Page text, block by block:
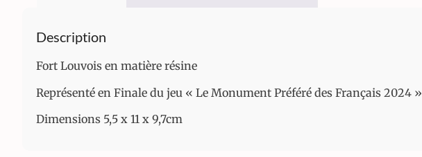
Description
Fort Louvois en matière résine
Représenté en Finale du jeu « Le Monument Préféré des Français 2024 »
Dimensions 5,5 x 11 x 9,7cm